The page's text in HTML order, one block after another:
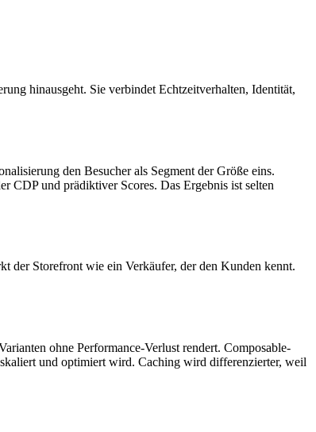
hinausgeht. Sie verbindet Echtzeitverhalten, Identität,
den Besucher als Segment der Größe eins.
CDP und prädiktiver Scores. Das Ergebnis ist selten
der Storefront wie ein Verkäufer, der den Kunden kennt.
ohne Performance-Verlust rendert. Composable-
und optimiert wird. Caching wird differenzierter, weil